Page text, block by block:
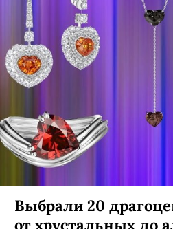
Выбрали 20
от хрустальных до